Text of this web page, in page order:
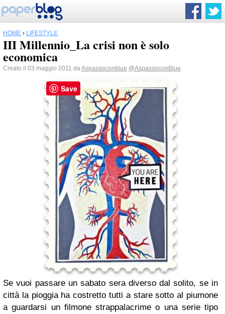
HOME › LIFESTYLE
III Millennio_La crisi non è solo
economica
Creato il 03 maggio 2011 daAspassoconblue @AspassoconBlue
Se vuoi passare un sabato sera diverso dal solito, se in
città la pioggia ha costretto tutti a stare sotto al piumone
a guardarsi un filmone strappalacrime o una serie tipo
Save